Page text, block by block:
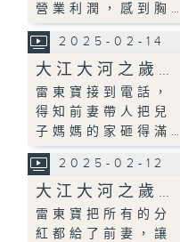
營業利潤，感到胸…
2025-02-14
大江大河之歲…
雷東寶接到電話，
得知前妻帶人把兒
子媽媽的家砸得滿…
2025-02-12
大江大河之歲…
雷東寶把所有的分
紅都給了前妻，讓